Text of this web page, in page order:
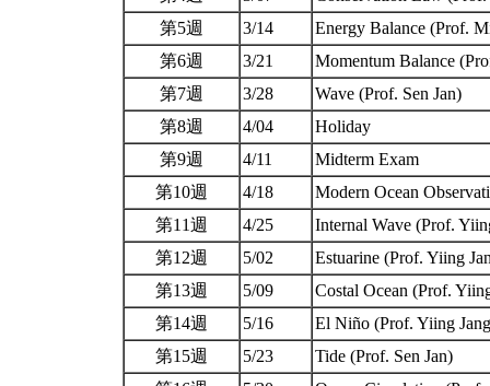
第5週
3/14
Energy Balance (Prof.
第6週
3/21
Momentum Balance
第7週
3/28
Wave (Prof. Sen Jan)
第8週
4/04
Holiday
第9週
4/11
Midterm Exam
第10週
4/18
Modern Ocean
第11週
4/25
Internal Wave (Prof.
第12週
5/02
Estuarine (Prof. Yiing
第13週
5/09
Costal Ocean (Prof.
第14週
5/16
El Niño (Prof. Yiing
第15週
5/23
Tide (Prof. Sen Jan)